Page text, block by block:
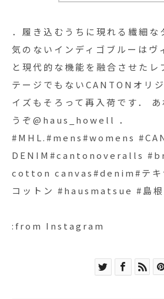
ットン #hausmatsue #島根#松
．履き込むうちに現れる繊細な
気のないインディゴブルーはヴ
と現代的な機能を融合させたレ
テージでもないCANTONオリ
イズもそろって再入荷です︎．
うぞ@haus_howell ．
#MHL.#mens#womens
DENIM#cantonoveralls
cotton canvas#denim#テキ
コットン #hausmatsue #島根
:from Instagram